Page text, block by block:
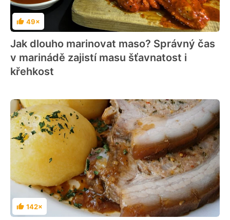
Hodnocení
49×
Jak dlouho marinovat maso? Správný čas
v marinádě zajistí masu šťavnatost i
křehkost
Hodnocení
142×